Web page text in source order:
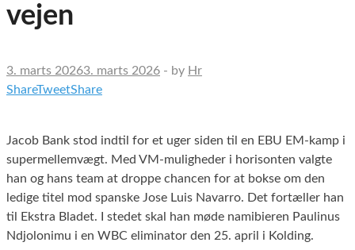
vejen
3. marts 20263. marts 2026 - by Hr
ShareTweetShare
Jacob Bank stod indtil for et uger siden til en EBU EM-kamp i
supermellemvægt. Med VM-muligheder i horisonten valgte
han og hans team at droppe chancen for at bokse om den
ledige titel mod spanske Jose Luis Navarro. Det fortæller han
til Ekstra Bladet. I stedet skal han møde namibieren Paulinus
Ndjolonimu i en WBC eliminator den 25. april i Kolding.